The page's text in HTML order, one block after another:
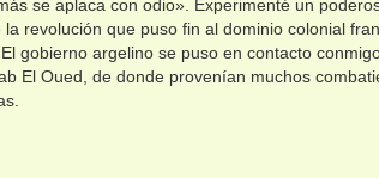
se aplaca con odio». Experimenté un
revolución que puso fin al dominio colonial
gobierno argelino se puso en contacto
El Oued, de donde provenían muchos